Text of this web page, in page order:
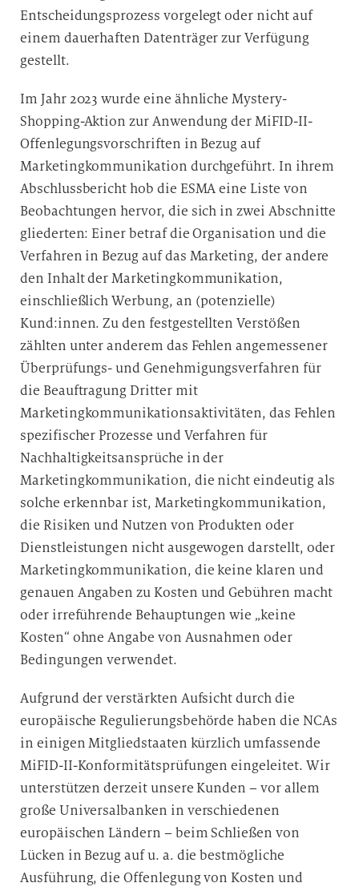
Entscheidungsprozess vorgelegt oder nicht auf
einem dauerhaften Datenträger zur Verfügung
gestellt.
Im Jahr 2023 wurde eine ähnliche Mystery-
Shopping-Aktion zur Anwendung der MiFID-II-
Offenlegungsvorschriften in Bezug auf
Marketingkommunikation durchgeführt. In ihrem
Abschlussbericht hob die ESMA eine Liste von
Beobachtungen hervor, die sich in zwei Abschnitte
gliederten: Einer betraf die Organisation und die
Verfahren in Bezug auf das Marketing, der andere
den Inhalt der Marketingkommunikation,
einschließlich Werbung, an (potenzielle)
Kund:innen. Zu den festgestellten Verstößen
zählten unter anderem das Fehlen angemessener
Überprüfungs- und Genehmigungsverfahren für
die Beauftragung Dritter mit
Marketingkommunikationsaktivitäten, das Fehlen
spezifischer Prozesse und Verfahren für
Nachhaltigkeitsansprüche in der
Marketingkommunikation, die nicht eindeutig als
solche erkennbar ist, Marketingkommunikation,
die Risiken und Nutzen von Produkten oder
Dienstleistungen nicht ausgewogen darstellt, oder
Marketingkommunikation, die keine klaren und
genauen Angaben zu Kosten und Gebühren macht
oder irreführende Behauptungen wie „keine
Kosten“ ohne Angabe von Ausnahmen oder
Bedingungen verwendet.
Aufgrund der verstärkten Aufsicht durch die
europäische Regulierungsbehörde haben die NCAs
in einigen Mitgliedstaaten kürzlich umfassende
MiFID-II-Konformitätsprüfungen eingeleitet. Wir
unterstützen derzeit unsere Kunden – vor allem
große Universalbanken in verschiedenen
europäischen Ländern – beim Schließen von
Lücken in Bezug auf u. a. die bestmögliche
Ausführung, die Offenlegung von Kosten und